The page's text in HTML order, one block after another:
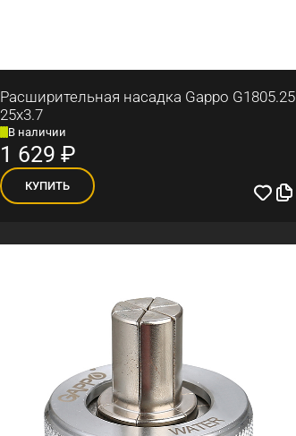
Расширительная насадка Gappo G1805.25
25x3.7
В наличии
1 629 ₽
КУПИТЬ